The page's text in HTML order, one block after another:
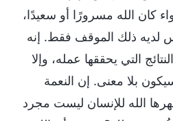
كان الله مسرورًا أو سعيدًا،
لديه ذلك الموقف فقط. إنه
التي يحققها عمله، وإلا
بلا معنى. إن النعمة
الله للإنسان ليست مجرد